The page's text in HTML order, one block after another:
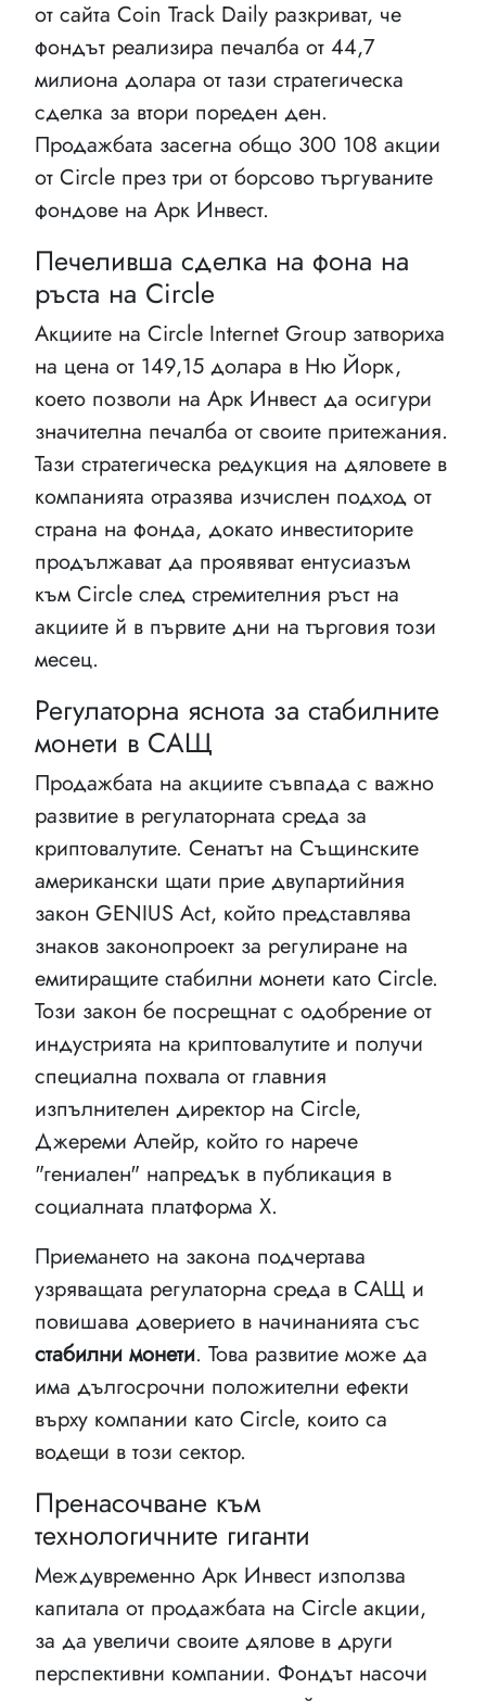
от сайта Coin Track Daily разкриват, че
фондът реализира печалба от 44,7
милиона долара от тази стратегическа
сделка за втори пореден ден.
Продажбата засегна общо 300 108 акции
от Circle през три от борсово търгуваните
фондове на Арк Инвест.
Печеливша сделка на фона на
ръста на Circle
Акциите на Circle Internet Group затвориха
на цена от 149,15 долара в Ню Йорк,
което позволи на Арк Инвест да осигури
значителна печалба от своите притежания.
Тази стратегическа редукция на дяловете в
компанията отразява изчислен подход от
страна на фонда, докато инвеститорите
продължават да проявяват ентусиазъм
към Circle след стремителния ръст на
акциите й в първите дни на търговия този
месец.
Регулаторна яснота за стабилните
монети в САЩ
Продажбата на акциите съвпада с важно
развитие в регулаторната среда за
криптовалутите. Сенатът на Същинските
американски щати прие двупартийния
закон GENIUS Act, който представлява
знаков законопроект за регулиране на
емитиращите стабилни монети като Circle.
Този закон бе посрещнат с одобрение от
индустрията на криптовалутите и получи
специална похвала от главния
изпълнителен директор на Circle,
Джереми Алейр, който го нарече
"гениален" напредък в публикация в
социалната платформа X.
Приемането на закона подчертава
узряващата регулаторна среда в САЩ и
повишава доверието в начинанията със
стабилни монети. Това развитие може да
има дългосрочни положителни ефекти
върху компании като Circle, които са
водещи в този сектор.
Пренасочване към
технологичните гиганти
Междувременно Арк Инвест използва
капитала от продажбата на Circle акции,
за да увеличи своите дялове в други
перспективни компании. Фондът насочи